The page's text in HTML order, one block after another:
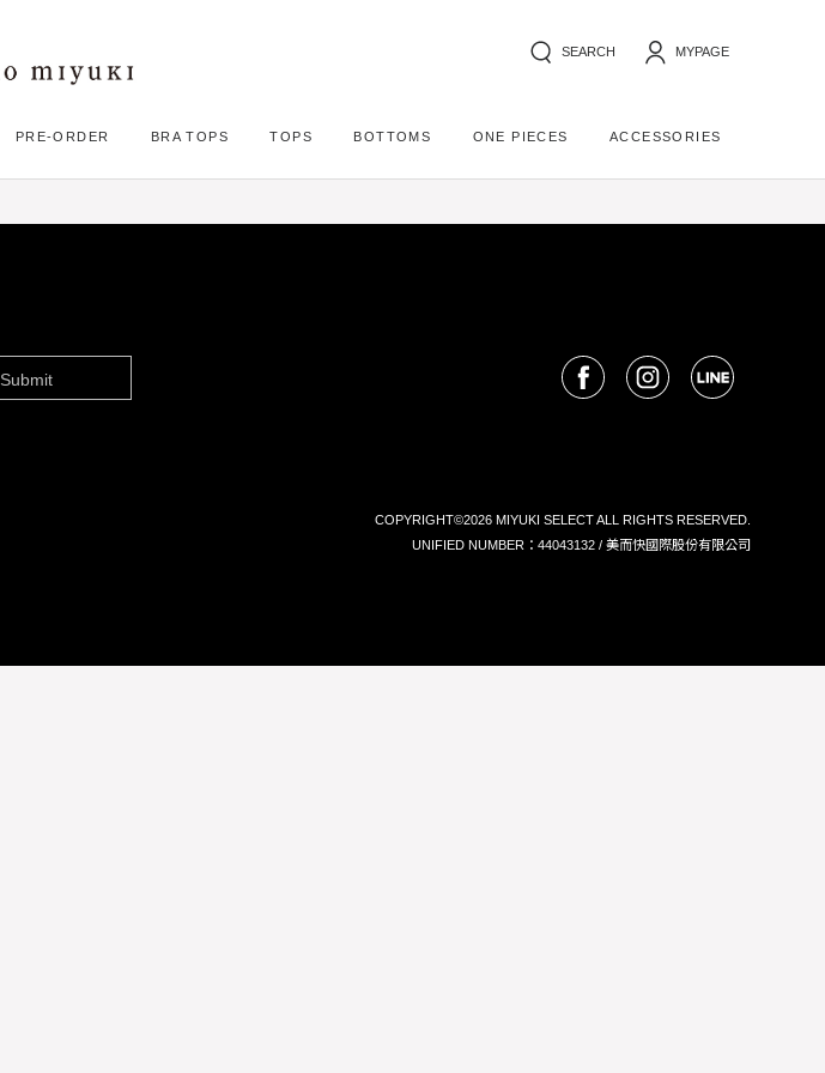
SEARCH MYPAGE
PRE-ORDER BRA TOPS TOPS BOTTOMS ONE PIECES ACCESSORIES
Submit
COPYRIGHT©2026 MIYUKI SELECT ALL RIGHTS RESERVED.
UNIFIED NUMBER：44043132 / 美而快國際股份有限公司